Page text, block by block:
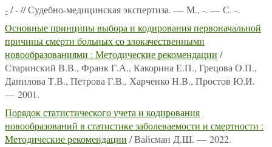
-/ - // Судебно-медицинская экспертиза. — М., -. — С. -.
Основные принципы выбора и кодирования первоначальной
причины смерти больных со злокачественными
новообразованиями : Методические рекомендации /
Старинский В.В., Франк Г.А., Какорина Е.П., Грецова О.П.,
Данилова Т.В., Петрова Г.В., Харченко Н.В., Простов Ю.И.
— 2001.
Порядок статистического учета и кодирования
новообразований в статистике заболеваемости и смертности :
Методические рекомендации / Вайсман Д.Ш. — 2022.